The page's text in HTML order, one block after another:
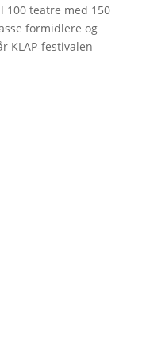
100 teatre med 150
formidlere og
KLAP-festivalen